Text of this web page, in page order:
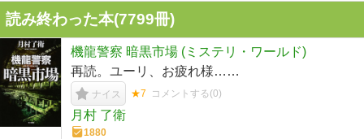
読み終わった本(7799冊)
機龍警察 暗黒市場 (ミステリ・ワールド)
再読。ユーリ、お疲れ様……
ナイス ★7 コメントする(0)
月村 了衛
1880